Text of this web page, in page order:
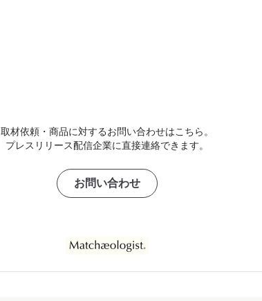
取材依頼・商品に対するお問い合わせはこちら。
プレスリリース配信企業に直接連絡できます。
お問い合わせ